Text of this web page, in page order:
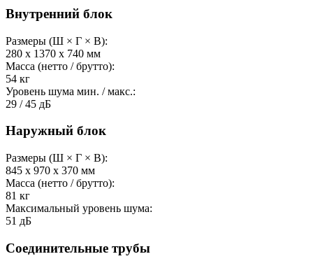
Внутренний блок
Размеры (Ш × Г × В):
280 х 1370 х 740 мм
Масса (нетто / брутто):
54 кг
Уровень шума мин. / макс.:
29 / 45 дБ
Наружный блок
Размеры (Ш × Г × В):
845 х 970 х 370 мм
Масса (нетто / брутто):
81 кг
Максимальный уровень шума:
51 дБ
Соединительные трубы